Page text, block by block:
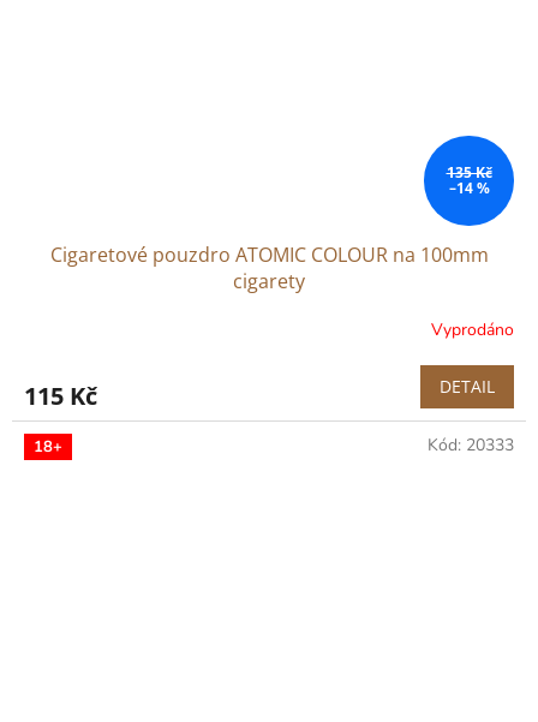
135 Kč
–14 %
Cigaretové pouzdro ATOMIC COLOUR na 100mm
cigarety
Vyprodáno
115 Kč DETAIL
18+ Kód: 20333